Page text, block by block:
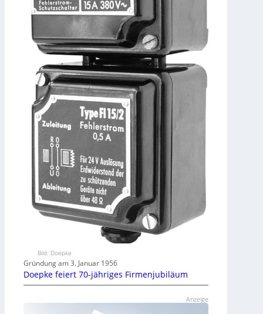
Bild: Doepke
Gründung am 3. Januar 1956
Doepke feiert 70-jähriges Firmenjubiläum
Anzeige